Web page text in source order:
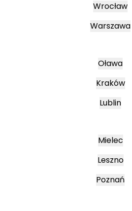
Wrocław
Warszawa
Oława
Kraków
Lublin
Mielec
Leszno
Poznań